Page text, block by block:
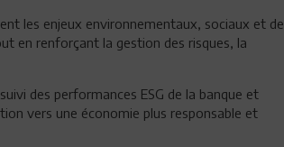
les enjeux environnementaux, sociaux et de
en renforçant la gestion des risques, la
des performances ESG de la banque et
vers une économie plus responsable et